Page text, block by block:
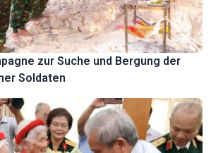
zur Suche und Bergung der
Soldaten